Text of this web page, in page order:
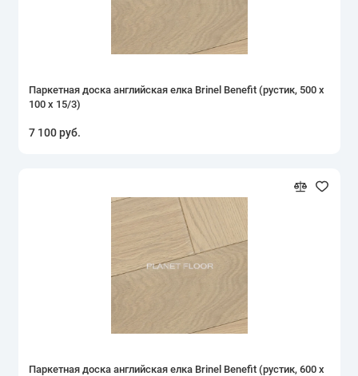
Паркетная доска английская елка Brinel Benefit (рустик, 500 х
100 х 15/3)
7 100 руб.
Паркетная доска английская елка Brinel Benefit (рустик, 600 х